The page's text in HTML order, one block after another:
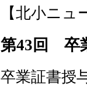
【北小ニュ
第43回 卒
卒業証書授